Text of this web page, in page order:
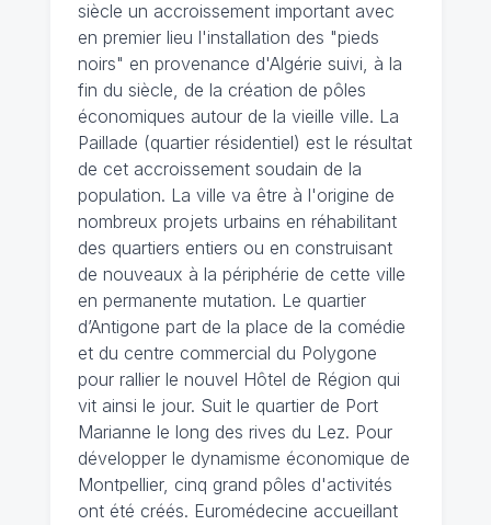
siècle un accroissement important avec
en premier lieu l'installation des "pieds
noirs" en provenance d'Algérie suivi, à la
fin du siècle, de la création de pôles
économiques autour de la vieille ville. La
Paillade (quartier résidentiel) est le résultat
de cet accroissement soudain de la
population. La ville va être à l'origine de
nombreux projets urbains en réhabilitant
des quartiers entiers ou en construisant
de nouveaux à la périphérie de cette ville
en permanente mutation. Le quartier
d’Antigone part de la place de la comédie
et du centre commercial du Polygone
pour rallier le nouvel Hôtel de Région qui
vit ainsi le jour. Suit le quartier de Port
Marianne le long des rives du Lez. Pour
développer le dynamisme économique de
Montpellier, cinq grand pôles d'activités
ont été créés. Euromédecine accueillant